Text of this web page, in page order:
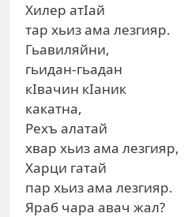
Хилер атIай
тар хьиз ама лезгияр.
Гьавиляйни,
гьидан-гьадан
кIвачин кIаник
какатна,
Рехъ алатай
хвар хьиз ама лезгияр,
Харци гатай
пар хьиз ама лезгияр.
Яраб чара авач жал?